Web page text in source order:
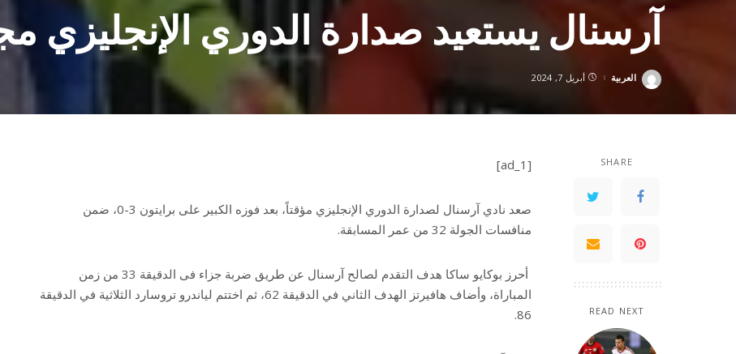
آرسنال يستعيد صدارة الدوري الإنجليزي
Posted
العربية أبريل 7, 2024
SHARE
READ NEXT
[ad_1]
صعد نادي آرسنال لصدارة الدوري الإنجليزي مؤقتاً، بعد فوزه الكبير على برايتون 3-0، ضمن
منافسات الجولة 32 من عمر المسابقة.
أحرز بوكايو ساكا هدف التقدم لصالح آرسنال عن طريق ضربة جزاء فى الدقيقة 33 من زمن
المباراة، وأضاف هافيرتز الهدف الثاني في الدقيقة 62، ثم اختتم لياندرو تروسارد الثلاثية في الدقيقة
86.